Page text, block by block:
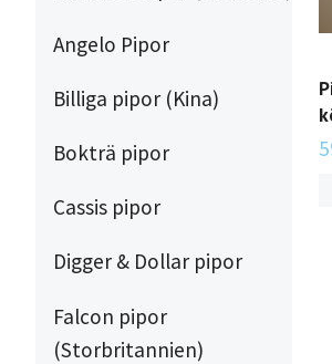
Angelo Pipor
Billiga pipor (Kina)
Bokträ pipor
Cassis pipor
Digger & Dollar pipor
Falcon pipor
(Storbritannien)